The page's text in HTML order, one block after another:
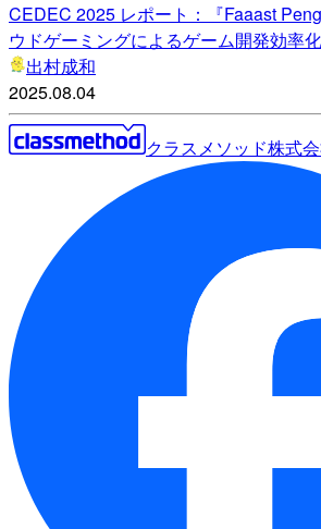
CEDEC 2025 レポート：『Faaast
ウドゲーミングによるゲーム開発効率化
出村成和
2025.08.04
クラスメソッド株式